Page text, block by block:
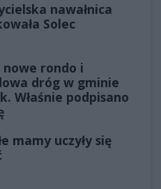
nawałnica
Solec
nowe rondo i
dróg w gminie
Właśnie podpisano
mamy uczyły się